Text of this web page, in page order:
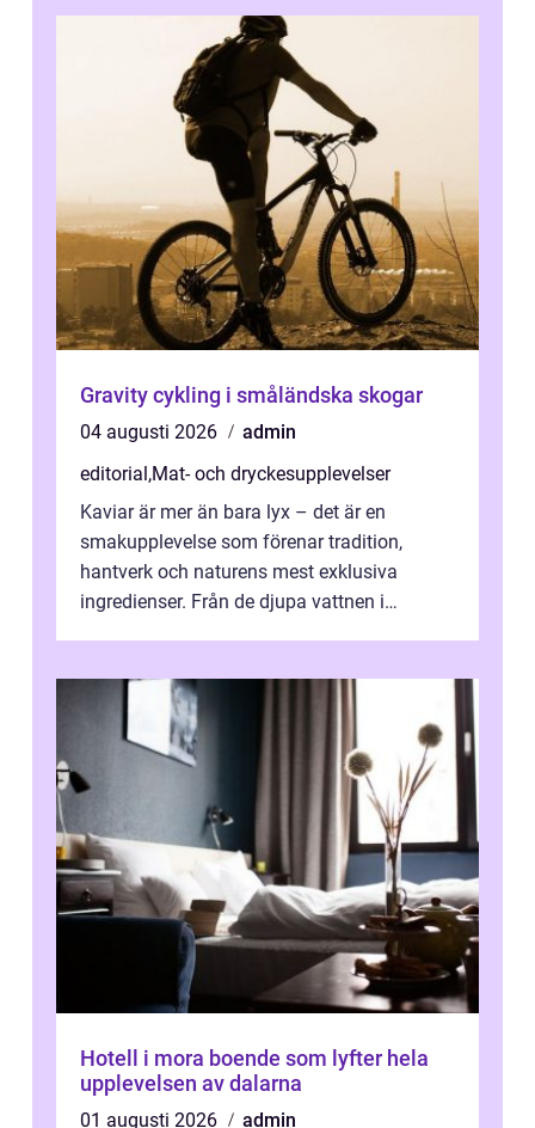
Gravity cykling i småländska skogar
04 augusti 2026
admin
editorial,Mat- och dryckesupplevelser
Kaviar är mer än bara lyx – det är en
smakupplevelse som förenar tradition,
hantverk och naturens mest exklusiva
ingredienser. Från de djupa vattnen i
Hotell i mora boende som lyfter hela
upplevelsen av dalarna
01 augusti 2026
admin